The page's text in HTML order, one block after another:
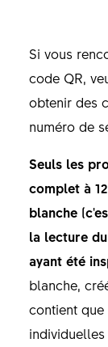
Si vous
code QR,
obtenir des
numéro de
Seuls les
complet à
blanche
la lecture
ayant été
blanche,
contient